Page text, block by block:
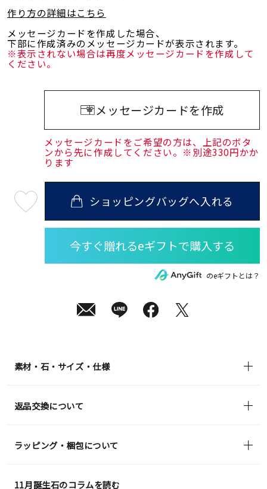
作り方の詳細はこちら
メッセージカードを作成した場合、
下部に作成済みのメッセージカードが表示されます。
※表示されない場合は再度メッセージカードを作成して
ください。
メッセージカードを作成
メッセージカードをご希望の方は、上記のボタ
ンから先に作成してください。※別途330円かか
ります
08
月
ショッピングバッグへ入れる
のeギフトとは？
素材・石・サイズ・仕様
返品交換について
ラッピング・梱包について
11月誕生石のコラムを読む